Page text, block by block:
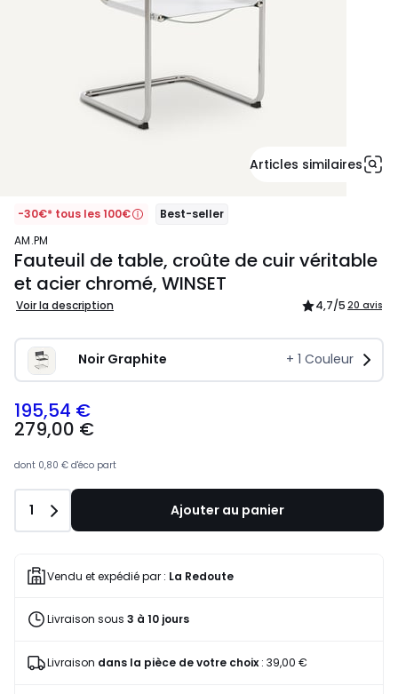
Articles similaires
-30€* tous les 100€
Best-seller
AM.PM
Fauteuil de table, croûte de cuir véritable
et acier chromé, WINSET
Voir la description 4,7/5 20 avis
Noir Graphite + 1 Couleur
279,00
€
à
programme
pour
payer
place
195,54
195,54 €
279,00 €
dont 0,80 € d'éco part
Quantité
1 Ajouter au panier
Vendu et expédié par : La Redoute
Livraison sous 3 à 10 jours
Livraison dans la pièce de votre choix: 39,00 €